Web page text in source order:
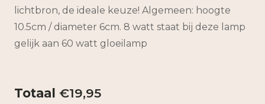
lichtbron, de ideale keuze! Algemeen: hoogte
10.5cm / diameter 6cm. 8 watt staat bij deze lamp
gelijk aan 60 watt gloeilamp
€19,95